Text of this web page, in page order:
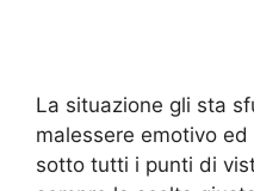
La situazione gli sta
malessere emotivo
sotto tutti i punti di